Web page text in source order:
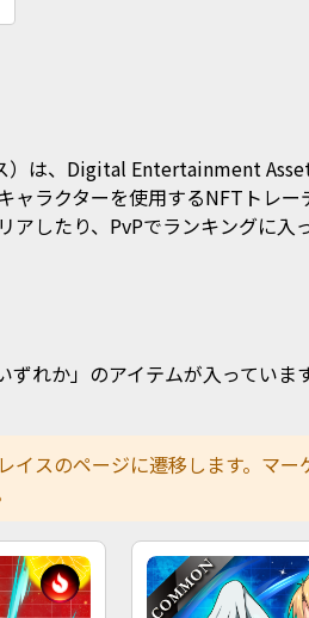
は、Digital Entertainment
ャラクターを使用するNFTトレ
アしたり、PvPでランキングに
。
ずれか」のアイテムが入ってい
イスのページに遷移します。マ